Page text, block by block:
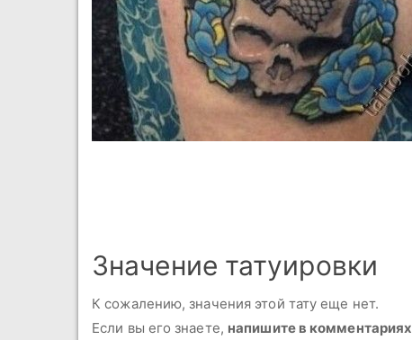
Значение татуировки
К сожалению, значения этой тату еще нет.
Если вы его знаете, напишите в комментариях